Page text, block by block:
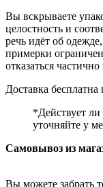
Вы вскрываете
целостность и
речь идёт об
примерки
отказаться
Доставка бесплатна
*Действует ли
уточняйте у
Самовывоз из
Вы можете забрать